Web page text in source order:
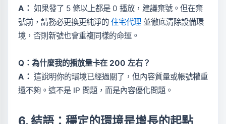
A： 如果發了 5 條以上都是 0 播放，建議棄號。但在棄
號前，請務必更換更純淨的 住宅代理 並徹底清除設備環
境，否則新號也會重複同樣的命運。
Q：為什麼我的播放量卡在 200 左右？
A： 這說明你的環境已經過關了，但內容質量或帳號權重
還不夠。這不是 IP 問題，而是內容優化問題。
6. 結語：穩定的環境是增長的起點